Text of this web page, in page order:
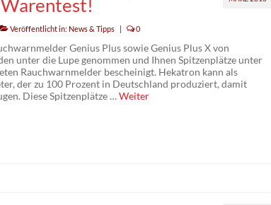
Veröffentlicht in: News & Tipps | 0
Genius Plus sowie Genius Plus X von
unter die Lupe genommen und Ihnen Spitzenplätze unter
Rauchwarnmelder bescheinigt. Hekatron kann als
der zu 100 Prozent in Deutschland produziert, damit
Diese Spitzenplätze …Weiter